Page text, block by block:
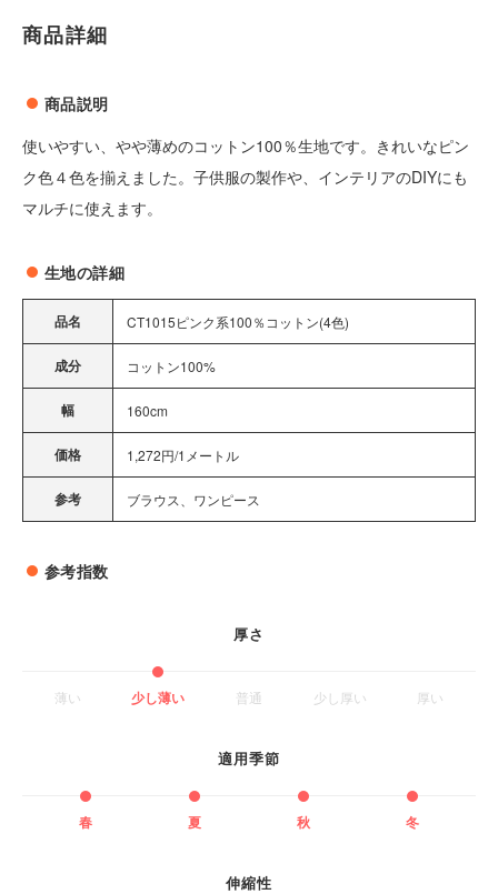
商品詳細
商品説明
使いやすい、やや薄めのコットン100％生地です。きれいなピン
ク色４色を揃えました。子供服の製作や、インテリアのDIYにも
マルチに使えます。
生地の詳細
品名 CT1015ピンク系100％コットン(4色)
成分 コットン100%
幅 160cm
価格 1,272円/1メートル
参考 ブラウス、ワンピース
参考指数
厚さ
薄い 少し薄い 普通 少し厚い 厚い
適用季節
春 夏 秋 冬
伸縮性